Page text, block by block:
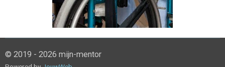
© 2019 - 2026 mijn-mentor